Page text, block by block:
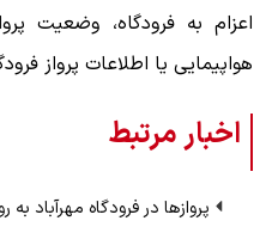
اعزام به فرودگاه، وضعیت
هواپیمایی یا اطلاعات پرواز
اخبار مرتبط
پروازها در فرودگاه مهرآباد